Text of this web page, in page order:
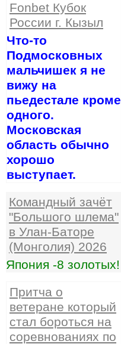
Fonbet Кубок
России г. Кызыл
Что-то
Подмосковных
мальчишек я не
вижу на
пьедестале кроме
одного.
Московская
область обычно
хорошо
выступает.
Командный зачёт
"Большого шлема"
в Улан-Баторе
(Монголия) 2026
Япония -8 золотых!
Притча о
ветеране который
стал бороться на
соревнованиях по